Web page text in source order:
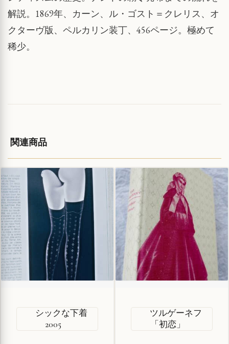
解説。1869年、カーン、ル・ゴスト＝クレリス、オ
クターヴ版、ペルカリン装丁、456ページ。極めて
稀少。
関連商品
シックな下着
2005
ツルゲーネフ
「初恋」